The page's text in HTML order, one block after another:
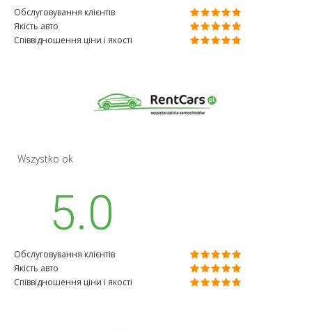
Обслуговування клієнтів
Якість авто
Співвідношення ціни і якості
Wszystko ok
5.0
Обслуговування клієнтів
Якість авто
Співвідношення ціни і якості